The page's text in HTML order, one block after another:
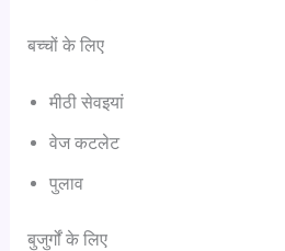
बच्चों के लिए
मीठी सेवइयां
वेज कटलेट
पुलाव
बुजुर्गों के लिए